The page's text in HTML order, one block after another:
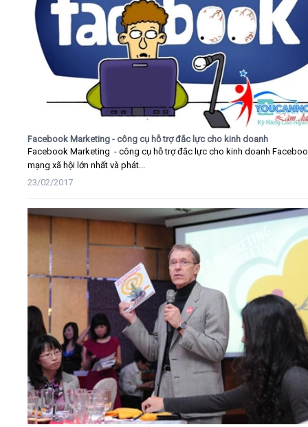
Facebook Marketing - công cụ hỗ trợ đắc lực cho kinh doanh
Facebook Marketing - công cụ hỗ trợ đắc lực cho kinh doanh
mạng xã hội lớn nhất và phát...
23/02/2017